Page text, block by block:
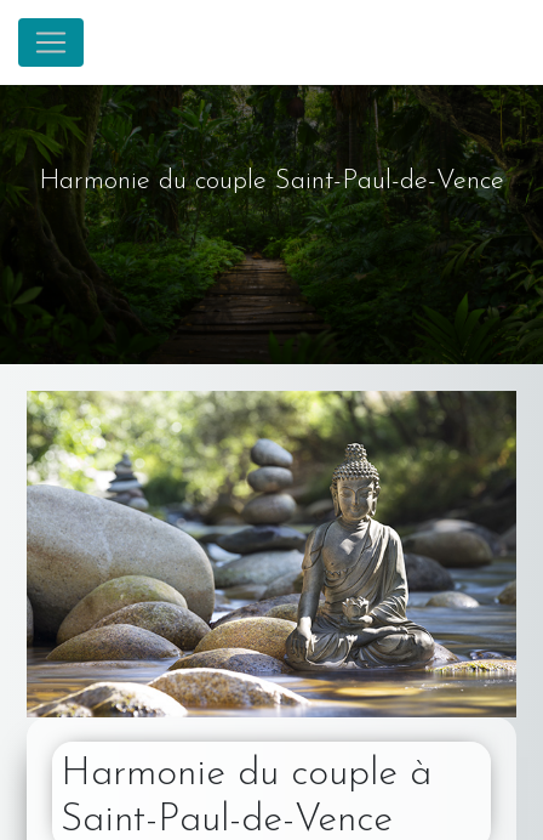
Panneau de gestion des cookies
Harmonie du couple Saint-Paul-de-Vence
Harmonie du couple à
Saint-Paul-de-Vence